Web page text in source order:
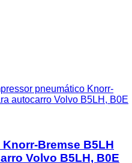
pneumático Knorr-
autocarro Volvo B5LH, B0E
Bremse B5LH
Volvo B5LH, B0E